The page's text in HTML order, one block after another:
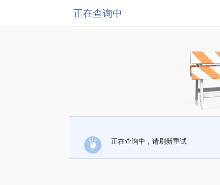
正在查询中
正在查询中，请刷新重试